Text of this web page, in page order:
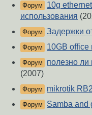
Форум
10g
использования
Форум Задержки
Форум 10GB office
Форум
полезно ли
(2007)
Форум mikrotik
Форум Samba and